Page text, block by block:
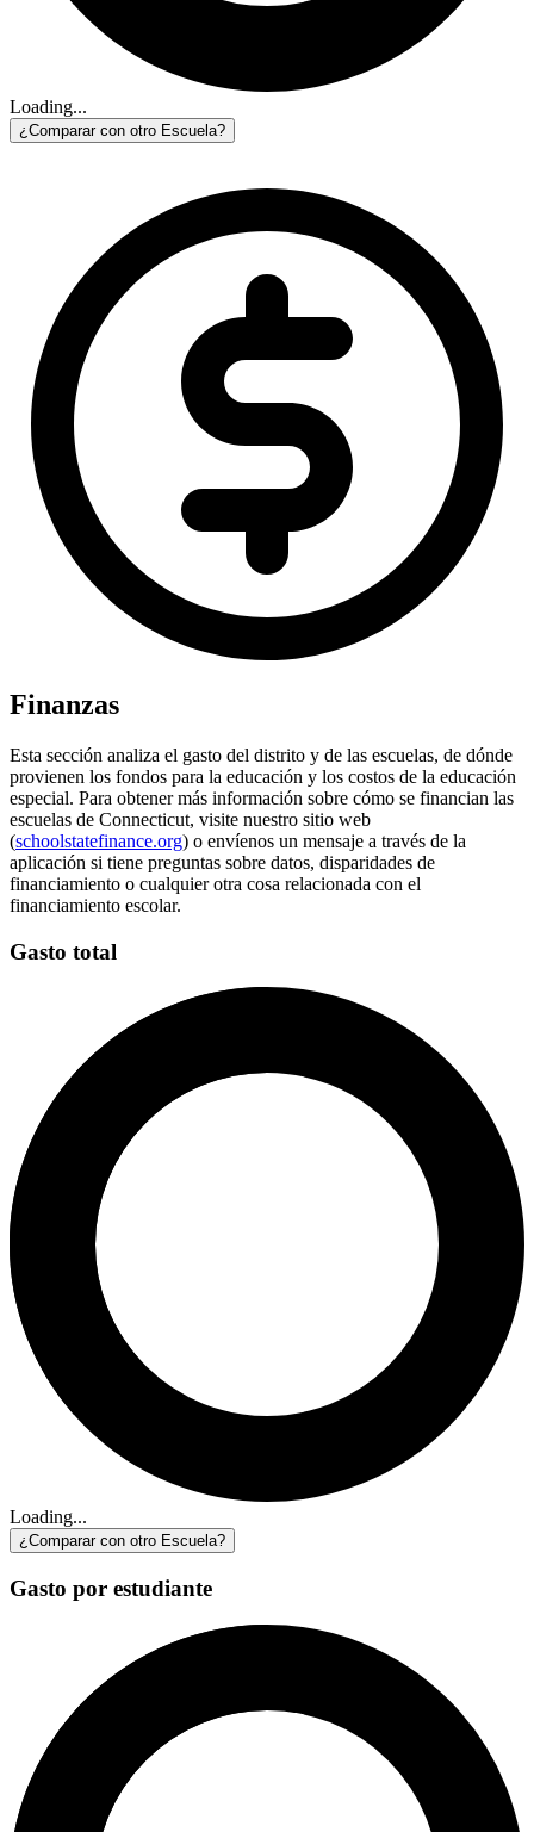
Loading...
¿Comparar con otro Escuela?
Finanzas
Esta sección analiza el gasto del distrito y de las escuelas, de dónde
provienen los fondos para la educación y los costos de la educación
especial. Para obtener más información sobre cómo se financian las
escuelas de Connecticut, visite nuestro sitio web
(schoolstatefinance.org) o envíenos un mensaje a través de la
aplicación si tiene preguntas sobre datos, disparidades de
financiamiento o cualquier otra cosa relacionada con el
financiamiento escolar.
Gasto total
Loading...
¿Comparar con otro Escuela?
Gasto por estudiante